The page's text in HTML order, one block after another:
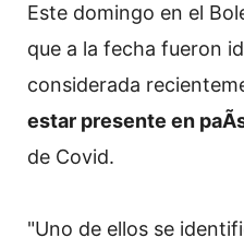
Este domingo en el
que a la fecha fueron
considerada
estar presente en
de Covid.
"Uno de ellos se